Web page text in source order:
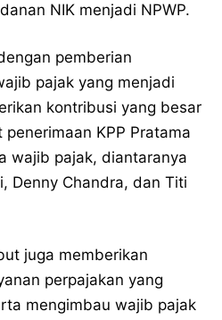
NIK menjadi NPWP.
pemberian
pajak yang menjadi
kontribusi yang besar
KPP Pratama
wajib pajak, diantaranya
Denny Chandra, dan Titi
juga memberikan
perpajakan yang
mengimbau wajib pajak